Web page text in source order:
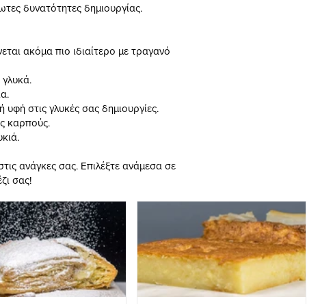
δυνατότητες δημιουργίας.
ακόμα πιο ιδιαίτερο με τραγανό
γλυκά.
στις γλυκές σας δημιουργίες.
καρπούς.
ανάγκες σας. Επιλέξτε ανάμεσα σε
σας!